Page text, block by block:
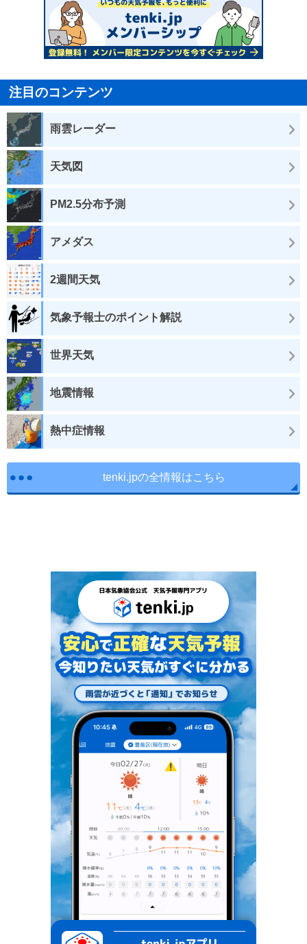
注目のコンテンツ
雨雲レーダー
天気図
PM2.5分布予測
アメダス
2週間天気
気象予報士のポイント解説
世界天気
地震情報
熱中症情報
tenki.jpの全情報はこちら